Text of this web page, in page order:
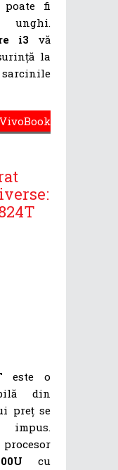
poate fi
i3 vă
la
este o
din
preț se
impus.
cu